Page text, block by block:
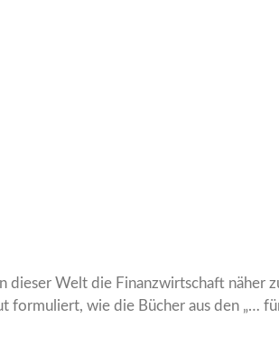
dieser Welt die Finanzwirtschaft näher
formuliert, wie die Bücher aus den „…